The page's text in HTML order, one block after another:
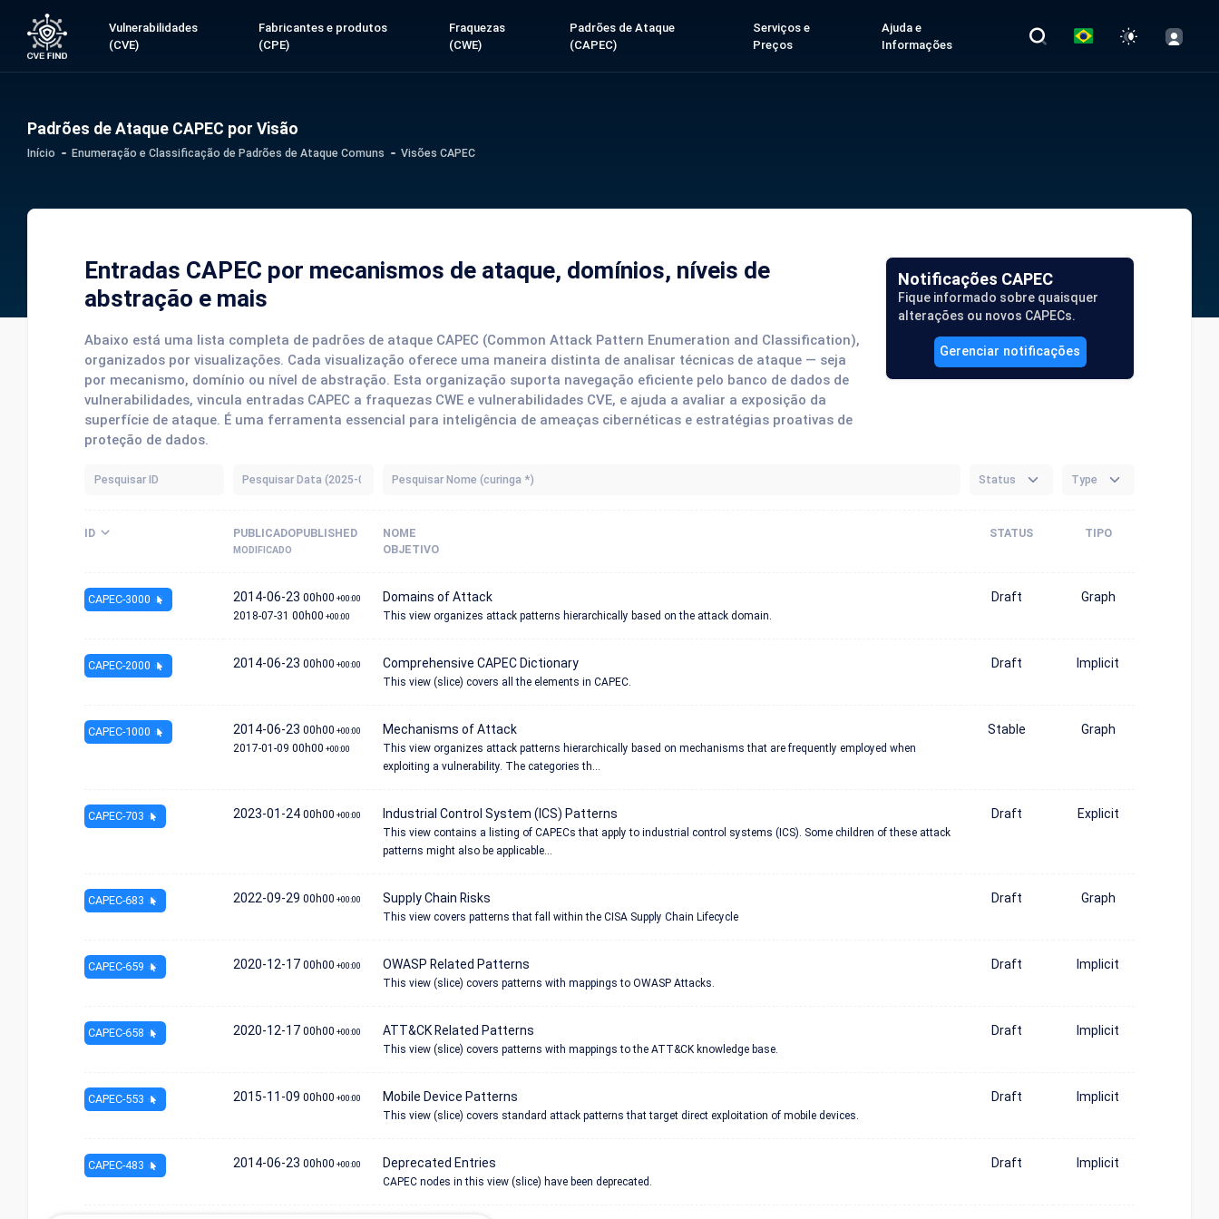
Vulnerabilidades
(CVE)
Fabricantes e produtos
(CPE)
Fraquezas
(CWE)
Padrões de Ataque
(CAPEC)
Serviços e
Preços
Ajuda e
Informações
Padrões de Ataque CAPEC por Visão
Início Enumeração e Classificação de Padrões de Ataque Comuns Visões CAPEC
Entradas CAPEC por mecanismos de ataque, domínios, níveis de
abstração e mais
Abaixo está uma lista completa de padrões de ataque CAPEC (Common Attack Pattern Enumeration and Classification),
organizados por visualizações. Cada visualização oferece uma maneira distinta de analisar técnicas de ataque — seja
por mecanismo, domínio ou nível de abstração. Esta organização suporta navegação eficiente pelo banco de dados de
vulnerabilidades, vincula entradas CAPEC a fraquezas CWE e vulnerabilidades CVE, e ajuda a avaliar a exposição da
superfície de ataque. É uma ferramenta essencial para inteligência de ameaças cibernéticas e estratégias proativas de
proteção de dados.
Notificações CAPEC
Fique informado sobre quaisquer
alterações ou novos CAPECs.
Gerenciar notificações
Status Type
ID PUBLICADOPUBLISHED
MODIFICADO
NOME
OBJETIVO
STATUS TIPO
CAPEC-3000 2014-06-23 00h00 +00:00
2018-07-31 00h00 +00:00
Domains of Attack
This view organizes attack patterns hierarchically based on the attack domain.
Draft Graph
CAPEC-2000 2014-06-23 00h00 +00:00 Comprehensive CAPEC Dictionary
This view (slice) covers all the elements in CAPEC.
Draft Implicit
CAPEC-1000 2014-06-23 00h00 +00:00
2017-01-09 00h00 +00:00
Mechanisms of Attack
This view organizes attack patterns hierarchically based on mechanisms that are frequently employed when
exploiting a vulnerability. The categories th...
Stable Graph
CAPEC-703 2023-01-2400h00 +00:00 Industrial Control System (ICS) Patterns
This view contains a listing of CAPECs that apply to industrial control systems (ICS). Some children of these attack
patterns might also be applicable...
Draft Explicit
CAPEC-683 2022-09-29 00h00 +00:00 Supply Chain Risks
This view covers patterns that fall within the CISA Supply Chain Lifecycle
Draft Graph
CAPEC-659 2020-12-1700h00 +00:00 OWASP Related Patterns
This view (slice) covers patterns with mappings to OWASP Attacks.
Draft Implicit
CAPEC-658 2020-12-1700h00 +00:00 ATT&CK Related Patterns
This view (slice) covers patterns with mappings to the ATT&CK knowledge base.
Draft Implicit
CAPEC-553 2015-11-09 00h00 +00:00 Mobile Device Patterns
This view (slice) covers standard attack patterns that target direct exploitation of mobile devices.
Draft Implicit
CAPEC-483 2014-06-23 00h00 +00:00 Deprecated Entries
CAPEC nodes in this view (slice) have been deprecated.
Draft Implicit